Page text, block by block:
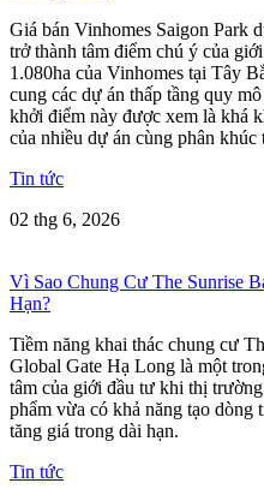
Giá bán Vinhomes Saigon Park
trở thành tâm điểm chú ý của
1.080ha của Vinhomes tại Tây
cung các dự án thấp tầng quy
khởi điểm này được xem là khá
của nhiều dự án cùng phân khúc
Tin tức
02 thg 6, 2026
Vì Sao Chung Cư The Sunrise
Hạn?
Tiềm năng khai thác chung cư
Global Gate Hạ Long là một
tâm của giới đầu tư khi thị
phẩm vừa có khả năng tạo
tăng giá trong dài hạn.
Tin tức